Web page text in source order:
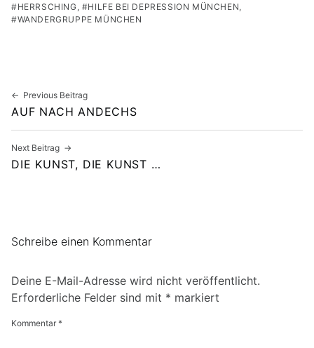
HERRSCHING, HILFE BEI DEPRESSION MÜNCHEN,
WANDERGRUPPE MÜNCHEN
Beitragsnavigation
Previous Beitrag
AUF NACH ANDECHS
Next Beitrag
DIE KUNST, DIE KUNST …
Schreibe einen Kommentar
Deine E-Mail-Adresse wird nicht veröffentlicht.
Erforderliche Felder sind mit * markiert
Kommentar *